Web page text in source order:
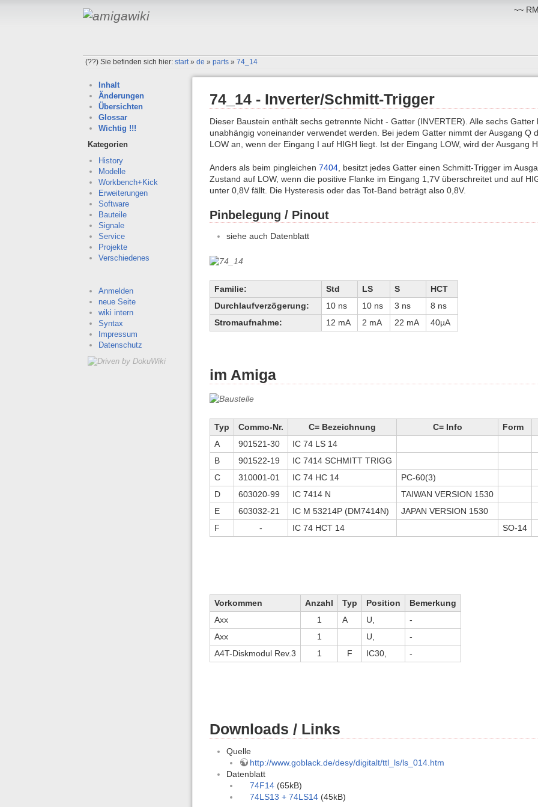
~~
(??)Sie befinden sich hier:start»de »parts »74_14
Inhalt
Änderungen
Übersichten
Glossar
Wichtig !!!
Kategorien
History
Modelle
Workbench+Kick
Erweiterungen
Software
Bauteile
Signale
Service
Projekte
Verschiedenes
Anmelden
neue Seite
wiki intern
Syntax
Impressum
Datenschutz
74_14 - Inverter/Schmitt-Trigger
Dieser Baustein enthält sechs getrennte Nicht - Gatter (INVERTER). Alle sechs Gatter
unabhängig voneinander verwendet werden. Bei jedem Gatter nimmt der Ausgang Q
LOW an, wenn der Eingang I auf HIGH liegt. Ist der Eingang LOW, wird der Ausgang
Anders als beim pingleichen 7404 , besitzt jedes Gatter einen Schmitt-Trigger im
Zustand auf LOW, wenn die positive Flanke im Eingang 1,7V überschreitet und auf
unter 0,8V fällt. Die Hysteresis oder das Tot-Band beträgt also 0,8V.
Pinbelegung / Pinout
siehe auch Datenblatt
Familie: Std LS S
HCT
Durchlaufverzögerung:
10 ns 10 ns 3 ns
8 ns
Stromaufnahme:
12 mA 2 mA 22 mA 40µA
im Amiga
Typ Commo-Nr. C= Bezeichnung C= Info Form
A
901521-30
IC 74 LS 14
B
901522-19
IC 7414 SCHMITT TRIGG
C
310001-01 IC 74 HC 14
PC-60(3)
D
603020-99 IC 7414 N
TAIWAN VERSION 1530
E
603032-21 IC M 53214P (DM7414N)
JAPAN VERSION 1530
F
- IC 74 HCT 14 SO-14
Vorkommen Anzahl Typ Position
Bemerkung
Axx
1 A U,
-
Axx
1 U,
-
A4T-Diskmodul Rev.3
1 F IC30, -
Downloads / Links
Quelle
http://www.goblack.de/desy/digitalt/ttl_ls/ls_014.htm
Datenblatt
74F14 (65kB)
74LS13 + 74LS14 (45kB)